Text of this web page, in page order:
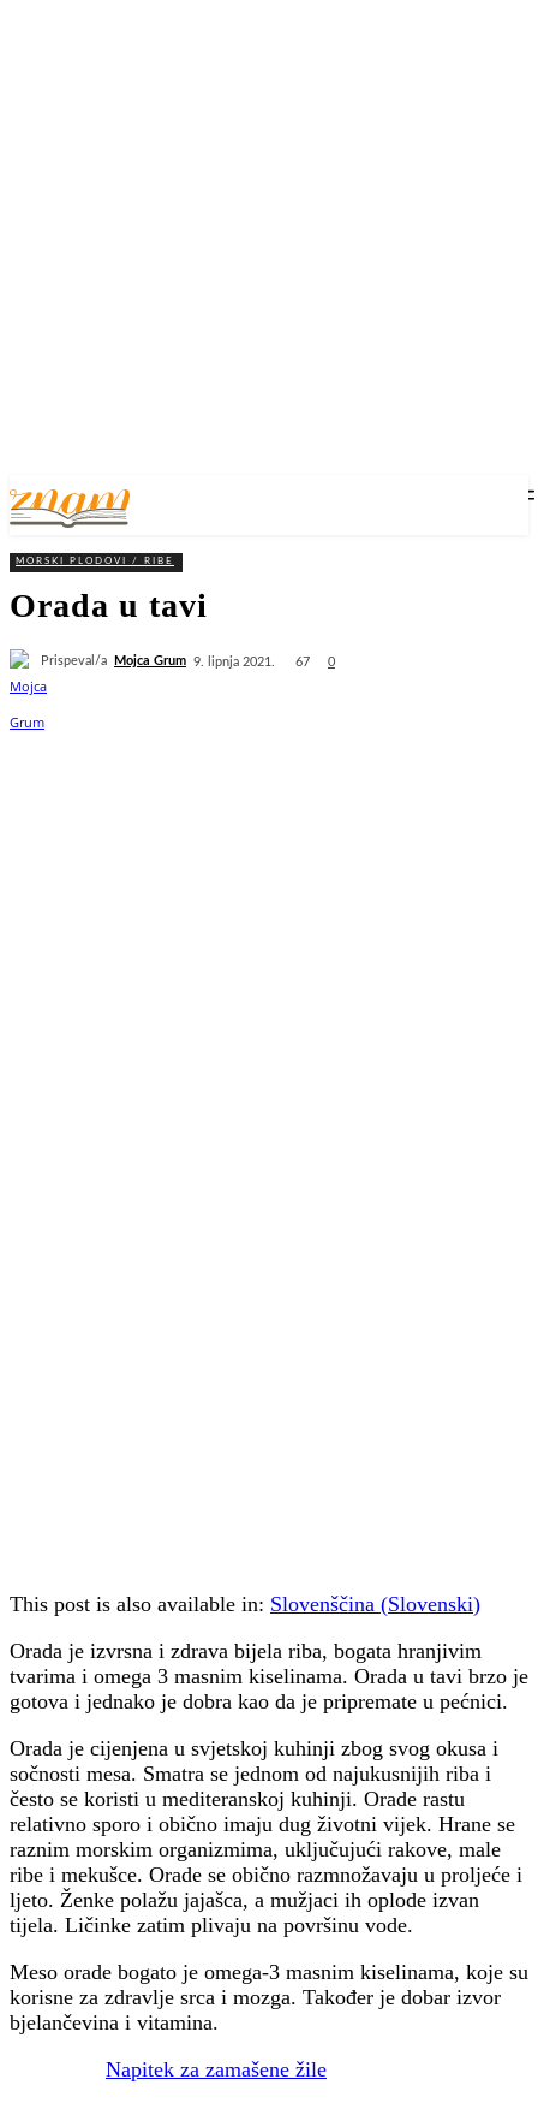
MORSKI PLODOVI / RIBE
Orada u tavi
Prispeval/a Mojca Grum 9. lipnja 2021. 67 0
This post is also available in: Slovenščina (Slovenski)
Orada je izvrsna i zdrava bijela riba, bogata hranjivim
tvarima i omega 3 masnim kiselinama. Orada u tavi brzo je
gotova i jednako je dobra kao da je pripremate u pećnici.
Orada je cijenjena u svjetskoj kuhinji zbog svog okusa i
sočnosti mesa. Smatra se jednom od najukusnijih riba i
često se koristi u mediteranskoj kuhinji. Orade rastu
relativno sporo i obično imaju dug životni vijek. Hrane se
raznim morskim organizmima, uključujući rakove, male
ribe i mekušce. Orade se obično razmnožavaju u proljeće i
ljeto. Ženke polažu jajašca, a mužjaci ih oplode izvan
tijela. Ličinke zatim plivaju na površinu vode.
Meso orade bogato je omega-3 masnim kiselinama, koje su
korisne za zdravlje srca i mozga. Također je dobar izvor
bjelančevina i vitamina.
Napitek za zamašene žile